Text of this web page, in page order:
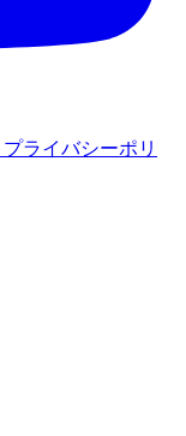
プライバシーポリ